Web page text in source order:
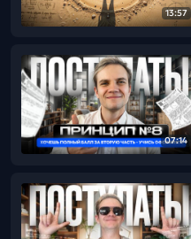
13:57
07:14